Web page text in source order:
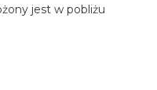
jest w pobliżu